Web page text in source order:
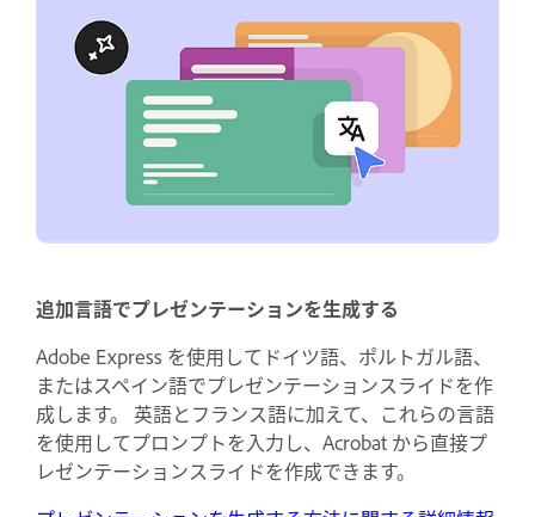
追加言語でプレゼンテーションを生成する
Adobe Express を使用してドイツ語、ポルトガル語、
またはスペイン語でプレゼンテーションスライドを作
成します。 英語とフランス語に加えて、これらの言語
を使用してプロンプトを入力し、Acrobat から直接プ
レゼンテーションスライドを作成できます。